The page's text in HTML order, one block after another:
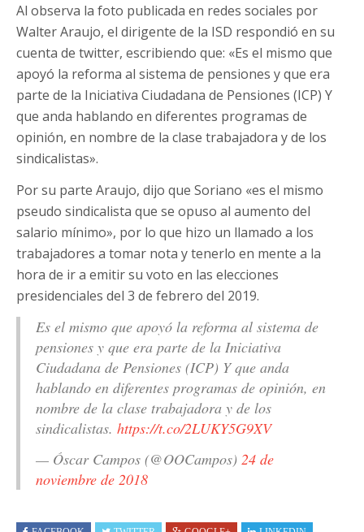
Al observa la foto publicada en redes sociales por
Walter Araujo, el dirigente de la ISD respondió en su
cuenta de twitter, escribiendo que: «Es el mismo que
apoyó la reforma al sistema de pensiones y que era
parte de la Iniciativa Ciudadana de Pensiones (ICP) Y
que anda hablando en diferentes programas de
opinión, en nombre de la clase trabajadora y de los
sindicalistas».
Por su parte Araujo, dijo que Soriano «es el mismo
pseudo sindicalista que se opuso al aumento del
salario mínimo», por lo que hizo un llamado a los
trabajadores a tomar nota y tenerlo en mente a la
hora de ir a emitir su voto en las elecciones
presidenciales del 3 de febrero del 2019.
Es el mismo que apoyó la reforma al sistema de
pensiones y que era parte de la Iniciativa
Ciudadana de Pensiones (ICP) Y que anda
hablando en diferentes programas de opinión, en
nombre de la clase trabajadora y de los
sindicalistas. https://t.co/2LUKY5G9XV
— Óscar Campos (@OOCampos) 24 de
noviembre de 2018